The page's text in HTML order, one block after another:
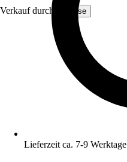
Verkauf durch: Yulisse
Lieferzeit ca. 7-9 Werktage